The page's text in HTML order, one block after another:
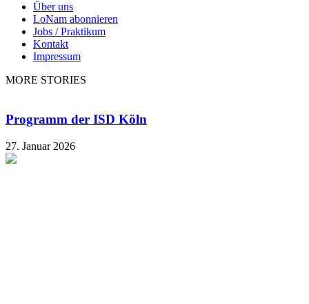
Über uns
LoNam abonnieren
Jobs / Praktikum
Kontakt
Impressum
MORE STORIES
Programm der ISD Köln
27. Januar 2026